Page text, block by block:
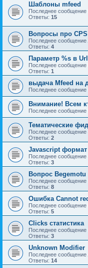
Шаблоны mfeed
Последнее сообщение
Ответы: 15
Вопросы про CPS
Последнее сообщение
Ответы: 4
Параметр %s в
Последнее сообщение
Ответы: 1
выдача Mfeed на
Последнее сообщение
Внимание! Всем
Последнее сообщение
Тематические
Последнее сообщение
Ответы: 2
Javascript
Последнее сообщение
Ответы: 3
Вопрос Begemotu
Последнее сообщение
Ответы: 8
Ошибка Cannot
Последнее сообщение
Ответы: 5
Clicks статистика
Последнее сообщение
Ответы: 3
Unknown Modifier
Последнее сообщение
Ответы: 14